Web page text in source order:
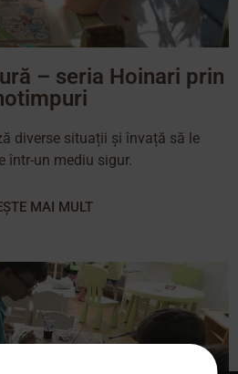
– seria Hoinari prin
diverse situații și învață să le
într-un mediu sigur.
MAI MULT